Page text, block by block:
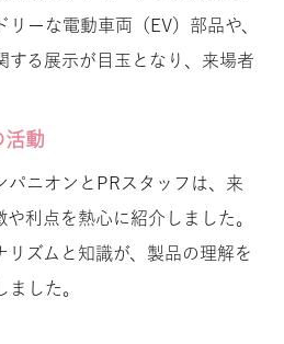
ーな電動車両（EV）部品や、
する展示が目玉となり、来場者
活動
パニオンとPRスタッフは、来
利点を熱心に紹介しました。
リズムと知識が、製品の理解を
した。